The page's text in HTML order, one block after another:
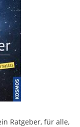
Ratgeber, für alle,